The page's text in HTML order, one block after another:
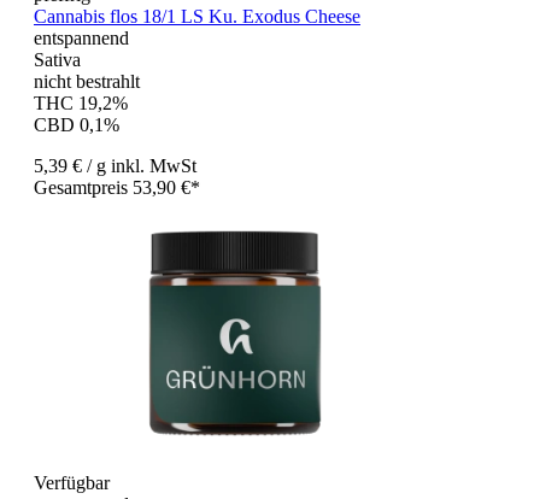
Cannabis flos 18/1 LS Ku. Exodus Cheese
entspannend
Sativa
nicht bestrahlt
THC 19,2%
CBD 0,1%
5,39 € / g inkl. MwSt
Gesamtpreis 53,90 €*
Verfügbar